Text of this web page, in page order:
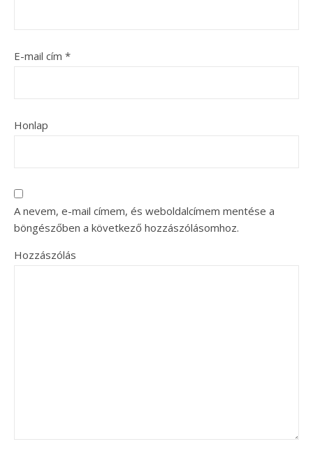
E-mail cím *
Honlap
A nevem, e-mail címem, és weboldalcímem mentése a
böngészőben a következő hozzászólásomhoz.
Hozzászólás